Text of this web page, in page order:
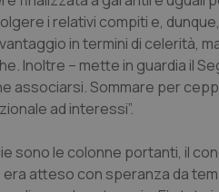
i relativi compiti e,
in termini di celerità,
Inoltre – mette in guardia il
associarsi. Sommare per
ad interessi”.
sono le colonne portanti, il
atteso con speranza da